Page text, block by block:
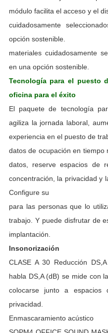
módulo facilita el acceso y el
cuidadosamente
opción sostenible.
materiales cuidadosamente
en una opción sostenible.
Tecnología para el puesto
oficina para el éxito
El paquete de tecnología
agiliza la jornada laboral,
experiencia en el puesto de
datos de ocupación en tiempo
datos, reserve espacios de
concentración, la privacidad y
Configure su
para las personas que lo
trabajo. Y puede disfrutar de
implantación.
Insonorización
CLASE A 30 Reducción
habla DS,A (dB) se mide con
colocarse junto a espacios
privacidad.
Enmascaramiento acústico